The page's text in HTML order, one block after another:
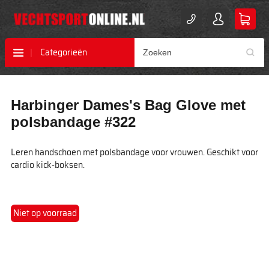
Categorieën
naar
einde
de
afbeeldingen-
naar
begin
de
afbeeldingen-
Harbinger Dames's Bag Glove met
polsbandage #322
Leren handschoen met polsbandage voor vrouwen. Geschikt voor
cardio kick-boksen.
Niet op voorraad